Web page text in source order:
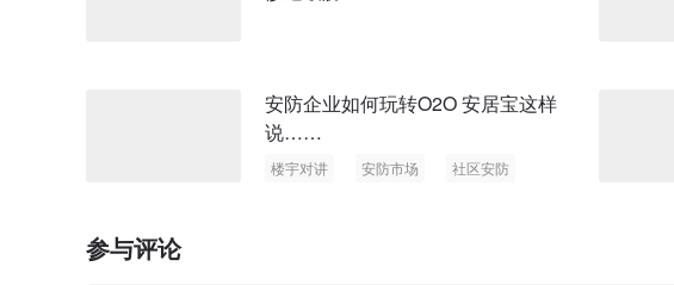
安防企业如何玩转O2O 安居宝这样
说……
楼宇对讲 安防市场 社区安防
参与评论